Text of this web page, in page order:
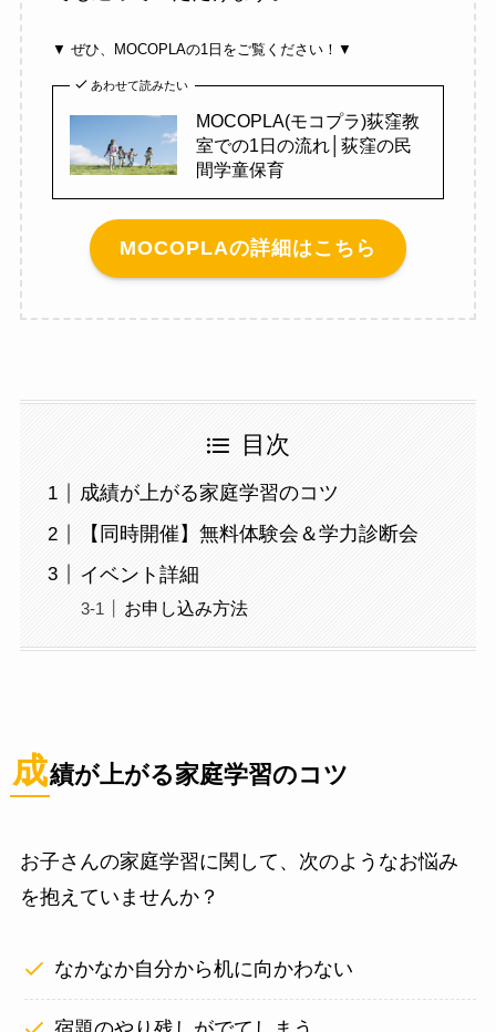
▼ ぜひ、MOCOPLAの1日をご覧ください！▼
あわせて読みたい
MOCOPLA(モコプラ)荻窪教
室での1日の流れ│荻窪の民
間学童保育
MOCOPLAの詳細はこちら
目次
成績が上がる家庭学習のコツ
【同時開催】無料体験会＆学力診断会
イベント詳細
お申し込み方法
成績が上がる家庭学習のコツ
お子さんの家庭学習に関して、次のようなお悩み
を抱えていませんか？
なかなか自分から机に向かわない